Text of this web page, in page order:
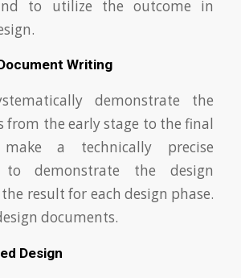
to utilize the outcome in
Writing
demonstrate the
from the early stage to the final
a technically precise
to demonstrate the design
result for each design phase.
documents.
Design